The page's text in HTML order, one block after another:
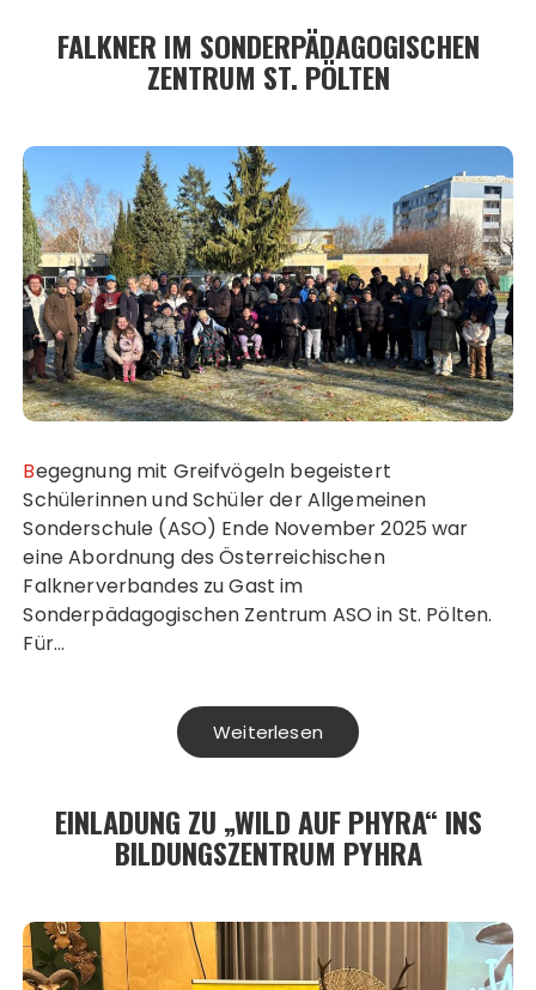
FALKNER IM SONDERPÄDAGOGISCHEN
ZENTRUM ST. PÖLTEN
Begegnung mit Greifvögeln begeistert
Schülerinnen und Schüler der Allgemeinen
Sonderschule (ASO) Ende November 2025 war
eine Abordnung des Österreichischen
Falknerverbandes zu Gast im
Sonderpädagogischen Zentrum ASO in St. Pölten.
Für…
Weiterlesen
EINLADUNG ZU „WILD AUF PHYRA“ INS
BILDUNGSZENTRUM PYHRA